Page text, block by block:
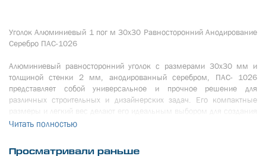
Уголок Алюминиевый 1 пог м 30х30 Равносторонний Анодирование
Серебро ПАС-1026
Алюминиевый равносторонний уголок с размерами 30x30 мм и
толщиной стенки 2 мм, анодированный серебром, ПАС- 1026
представляет собой универсальное и прочное решение для
различных строительных и дизайнерских задач. Его компактные
размеры и легкий вес делают его идеальным выбором для создания
различных конструкций и элементов интерьера.
Читать полностью
Просматривали раньше